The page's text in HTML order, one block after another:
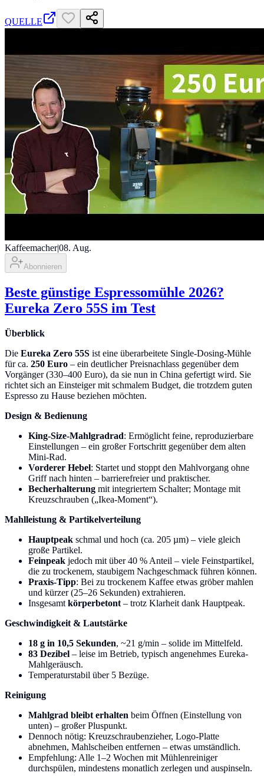
QUELLE
Kaffeemacher|08. Aug.
Abonnieren
Beste günstige Espressomühle 2026?
Eureka Zero 55S im Test
Überblick
Die Eureka Zero 55S ist eine überarbeitete Single-Dosing-Mühle
für ca. 250 Euro – ein deutlicher Preisnachlass gegenüber dem
Vorgänger (330–400 Euro), da sie nun in China gefertigt wird. Sie
richtet sich an Einsteiger mit schmalem Budget, die trotzdem guten
Espresso zu Hause beziehen möchten.
Design & Bedienung
King-Size-Mahlgradrad: Ermöglicht feine, reproduzierbare
Einstellungen – ein großer Fortschritt gegenüber dem alten
Mini-Rad.
Vorderer Hebel: Startet und stoppt den Mahlvorgang ohne
Griff nach hinten – barrierefreier und praktischer.
Becherhalterung mit integriertem Schalter; Montage mit
Kreuzschrauben („Ikea-Moment“).
Mahlleistung & Partikelverteilung
Hauptpeak schmal und hoch (ca. 205 µm) – viele gleich
große Partikel.
Feinpeak jedoch mit über 40 % Anteil – viele Feinstpartikel,
die zu trockenem, staubigem Nachgeschmack führen können.
Praxis-Tipp: Bei zu trockenem Kaffee etwas gröber mahlen
und kürzer (25–26 Sekunden) extrahieren.
Insgesamt körperbetont – trotz Klarheit dank Hauptpeak.
Geschwindigkeit & Lautstärke
18 g in 10,5 Sekunden, ~21 g/min – solide im Mittelfeld.
83 Dezibel – leise im Betrieb, typisch angenehmes Eureka-
Mahlgeräusch.
Temperaturstabil über 5 Bezüge.
Reinigung
Mahlgrad bleibt erhalten beim Öffnen (Einstellung von
unten) – großer Pluspunkt.
Dennoch nötig: Kreuzschraubenzieher, Logo-Platte
abnehmen, Mahlscheiben entfernen – etwas umständlich.
Empfehlung: Alle 1–2 Wochen mit Mühlenreiniger
durchspülen, mindestens monatlich zerlegen und auspinseln.